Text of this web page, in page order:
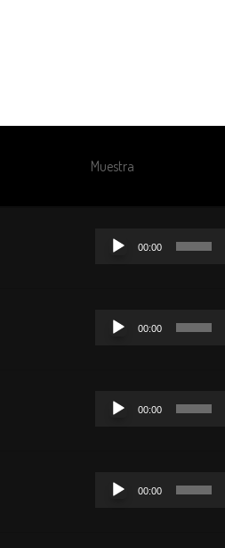
Muestra
Reproductor
00:00
Reproductor
00:00
Reproductor
00:00
Reproductor
00:00